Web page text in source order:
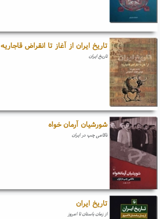
تاریخ ایران از آغاز تا انقراض قاجاریه
تاریخ ایران
شورشیان آرمان خواه
ناکامی چپ در ایران
تاریخ ایران
از زمان باستان تا امروز